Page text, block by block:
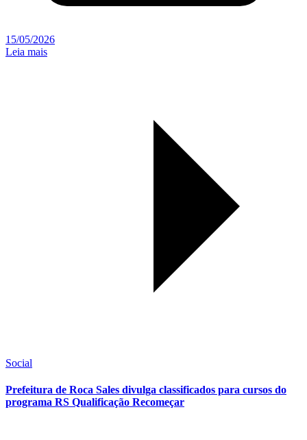
15/05/2026
Leia mais
Social
Prefeitura de Roca Sales divulga classificados para cursos do
programa RS Qualificação Recomeçar